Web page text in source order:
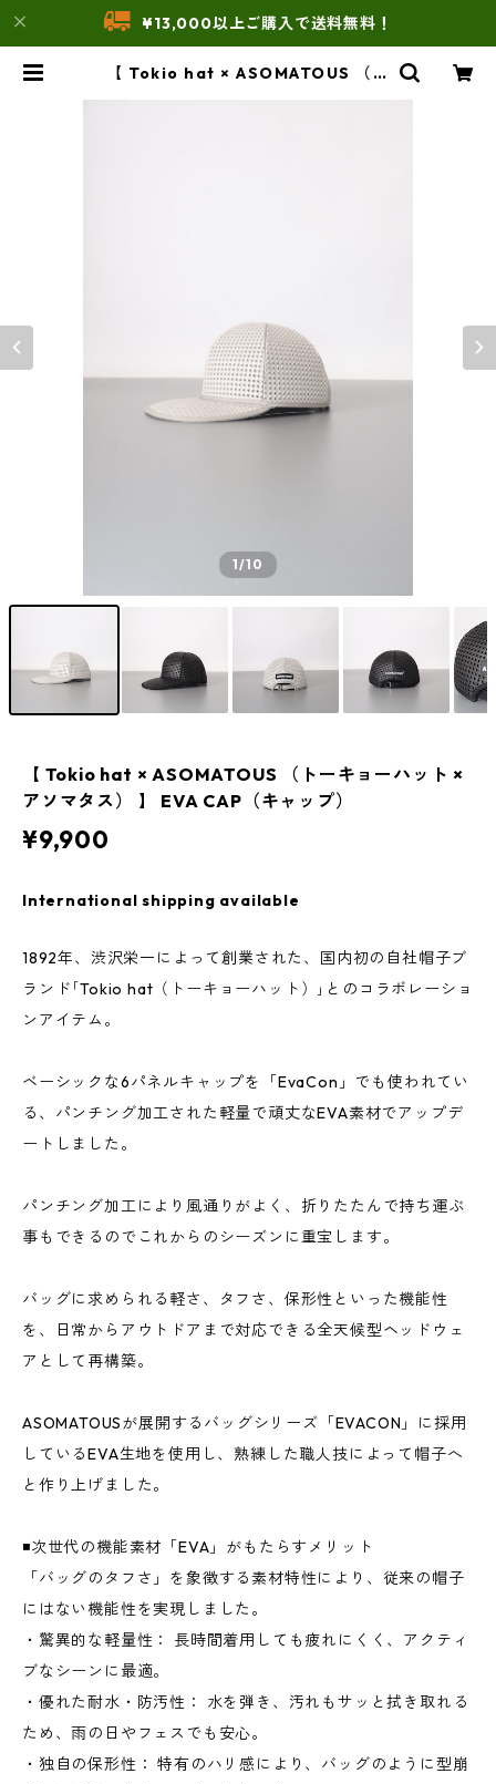
¥13,000以上ご購入で送料無料！
【 Tokio hat × ASOMATOUS （ト
1/10
【 Tokio hat × ASOMATOUS （トーキョーハット ×
アソマタス） 】 EVA CAP（キャップ）
¥9,900
International shipping available
1892年、渋沢栄一によって創業された、国内初の自社帽子ブ
ランド｢Tokio hat（トーキョーハット）｣とのコラボレーショ
ンアイテム。
ベーシックな6パネルキャップを「EvaCon」でも使われてい
る、パンチング加工された軽量で頑丈なEVA素材でアップデ
ートしました。
パンチング加工により風通りがよく、折りたたんで持ち運ぶ
事もできるのでこれからのシーズンに重宝します。
バッグに求められる軽さ、タフさ、保形性といった機能性
を、日常からアウトドアまで対応できる全天候型ヘッドウェ
アとして再構築。
ASOMATOUSが展開するバッグシリーズ「EVACON」に採用
しているEVA生地を使用し、熟練した職人技によって帽子へ
と作り上げました。
◾️次世代の機能素材「EVA」がもたらすメリット
「バッグのタフさ」を象徴する素材特性により、従来の帽子
にはない機能性を実現しました。
・驚異的な軽量性： 長時間着用しても疲れにくく、アクティ
ブなシーンに最適。
・優れた耐水・防汚性： 水を弾き、汚れもサッと拭き取れる
ため、雨の日やフェスでも安心。
・独自の保形性： 特有のハリ感により、バッグのように型崩